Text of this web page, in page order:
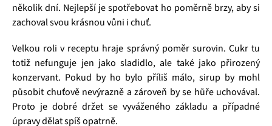
několik dní. Nejlepší je spotřebovat ho poměrně brzy, aby si
zachoval svou krásnou vůni i chuť.
Velkou roli v receptu hraje správný poměr surovin. Cukr tu
totiž nefunguje jen jako sladidlo, ale také jako přirozený
konzervant. Pokud by ho bylo příliš málo, sirup by mohl
působit chuťově nevýrazně a zároveň by se hůře uchovával.
Proto je dobré držet se vyváženého základu a případné
úpravy dělat spíš opatrně.